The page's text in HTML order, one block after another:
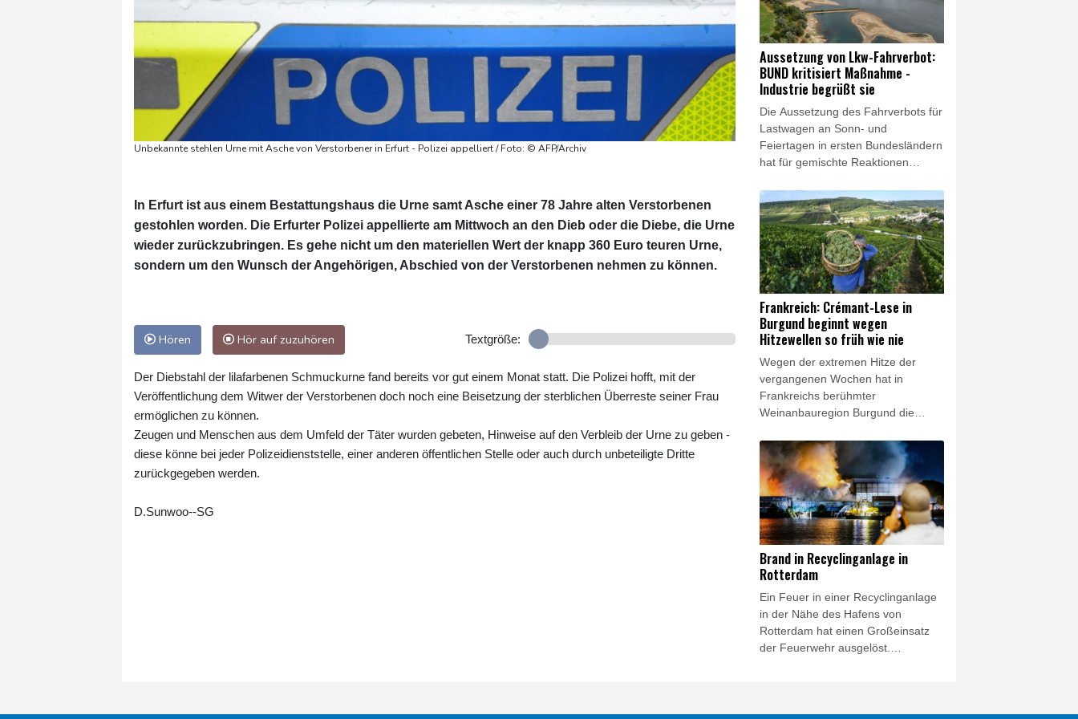
Unbekannte stehlen Urne mit Asche von Verstorbener in Erfurt - Polizei appelliert / Foto: © AFP/Archiv
In Erfurt ist aus einem Bestattungshaus die Urne samt Asche einer 78 Jahre alten Verstorbenen
gestohlen worden. Die Erfurter Polizei appellierte am Mittwoch an den Dieb oder die Diebe, die Urne
wieder zurückzubringen. Es gehe nicht um den materiellen Wert der knapp 360 Euro teuren Urne,
sondern um den Wunsch der Angehörigen, Abschied von der Verstorbenen nehmen zu können.
Hören Hör auf zuzuhören Textgröße:
Der Diebstahl der lilafarbenen Schmuckurne fand bereits vor gut einem Monat statt. Die Polizei hofft, mit der
Veröffentlichung dem Witwer der Verstorbenen doch noch eine Beisetzung der sterblichen Überreste seiner Frau
ermöglichen zu können.
Zeugen und Menschen aus dem Umfeld der Täter wurden gebeten, Hinweise auf den Verbleib der Urne zu geben -
diese könne bei jeder Polizeidienststelle, einer anderen öffentlichen Stelle oder auch durch unbeteiligte Dritte
zurückgegeben werden.
D.Sunwoo--SG
bisherigen Erkenntnissen versuchte
der Pilot noch in der Luft einen
Gesamtrettungsschirm zu öffnen,
was allerdings misslang.
Aussetzung von Lkw-Fahrverbot:
BUND kritisiert Maßnahme -
Industrie begrüßt sie
Die Aussetzung des Fahrverbots für
Lastwagen an Sonn- und
Feiertagen in ersten Bundesländern
hat für gemischte Reaktionen
BUND kritisierte die Maßnahme am
Samstag scharf: Es sei keine
Lösung, wegen des Niedrigwassers
in Flüssen "den Schiffstransport
jetzt durch hunderte oder tausende
Lkw-Fahrten zu ersetzen", sagte
Verbandschef Olaf Bandt der
"Rheinischen Post". Begrüßt wurde
der Schritt dagegen vom
Bundesverband der Deutschen
Industrie (BDI).
Frankreich: Crémant-Lese in
Burgund beginnt wegen
Hitzewellen so früh wie nie
Wegen der extremen Hitze der
vergangenen Wochen hat in
Frankreichs berühmter
Weinanbauregion Burgund die
begonnen. In seiner fast 40-jährigen
Tätigkeit als Winzer habe er noch
nie eine so frühe Weinlese erlebt,
sagte der Präsident der
Produktionsvereinigung Cave de
Lugny im Département Saône-et-
Loire, Marc Sangoy, der
Nachrichtenagentur AFP. "Die
Rekorde fallen. Es geht schnell",
sagte er.
Brand in Recyclinganlage in
Rotterdam
Ein Feuer in einer Recyclinganlage
in der Nähe des Hafens von
Rotterdam hat einen Großeinsatz
der Feuerwehr ausgelöst.
Brandherden waren in der Nacht